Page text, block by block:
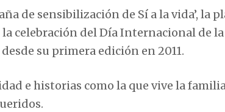
de sensibilización de Sí a la vida’, la
celebración del Día Internacional de la
su primera edición en 2011.
e historias como la que vive la